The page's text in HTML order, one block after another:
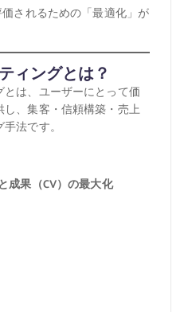
されるための「最適化」が
ィングとは？
は、ユーザーにとって価
、集客・信頼構築・売上
法です。
成果（CV）の最大化